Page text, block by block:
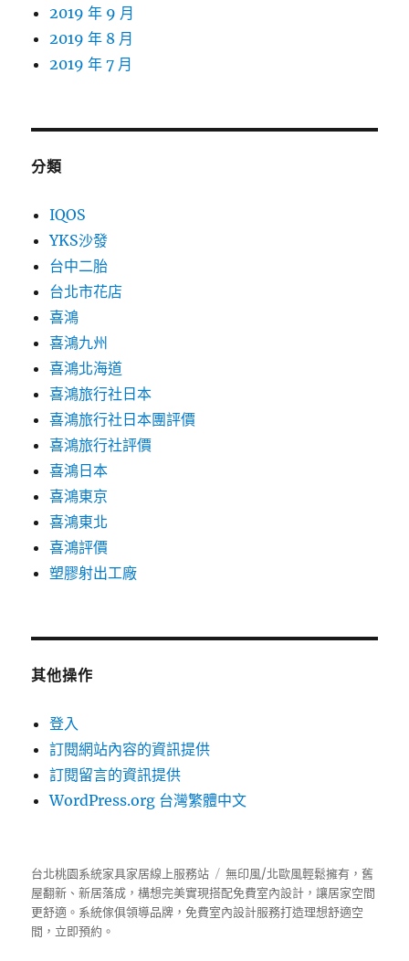
2019 年 9 月
2019 年 8 月
2019 年 7 月
分類
IQOS
YKS沙發
台中二胎
台北市花店
喜鴻
喜鴻九州
喜鴻北海道
喜鴻旅行社日本
喜鴻旅行社日本團評價
喜鴻旅行社評價
喜鴻日本
喜鴻東京
喜鴻東北
喜鴻評價
塑膠射出工廠
其他操作
登入
訂閱網站內容的資訊提供
訂閱留言的資訊提供
WordPress.org 台灣繁體中文
台北桃園系統家具家居線上服務站
無印風/北歐風輕鬆擁有，舊
屋翻新、新居落成，構想完美實現搭配免費室內設計，讓居家空間
更舒適。 系統傢俱領導品牌，免費室內設計服務打造理想舒適空
間，立即預約。